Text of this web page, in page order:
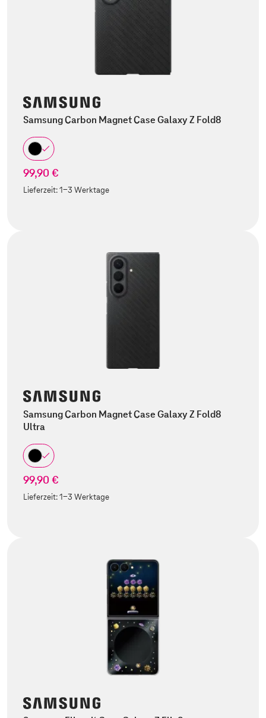
Samsung Carbon Magnet Case Galaxy Z Fold8
99,90 €
Lieferzeit:1-3 Werktage
Samsung Carbon Magnet Case Galaxy Z Fold8
Ultra
99,90 €
Lieferzeit:1-3 Werktage